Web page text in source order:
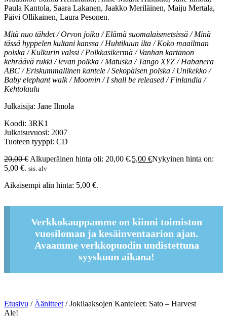
Paula Kantola, Saara Lakanen, Jaakko Meriläinen, Maiju Mertala,
Päivi Ollikainen, Laura Pesonen.
Mitä nuo tähdet / Orvon joiku / Elämä suomalaismetsissä / Minä
tässä hyppelen kultani kanssa / Huhtikuun ilta / Koko maailman
polska / Kulkurin valssi / Polkkasikermä / Vanhan kartanon
kehräävä rukki / ievan polkka / Matuska / Tango XYZ / Habanera
ABC / Eriskummallinen kantele / Sekopäisen polska / Unikekko /
Baby elephant walk / Moomin / I shall be released / Finlandia /
Kehtolaulu
Julkaisija: Jane Ilmola
Koodi: 3RK1
Julkaisuvuosi: 2007
Tuoteen tyyppi: CD
20,00€ Alkuperäinen hinta oli: 20,00 €.5,00 €Nykyinen hinta on:
5,00 €. sis. alv
Aikaisempi alin hinta: 5,00 €.
Verkkokauppamme on kiinni toimiston
vuosiloman ja kesäinventaarion ajan.
Avaamme verkkopuodin uudistettuna
syyskuun aikana!
Etusivu /Äänitteet/ Jokilaaksojen Kanteleet: Sato – Harvest
Ale!